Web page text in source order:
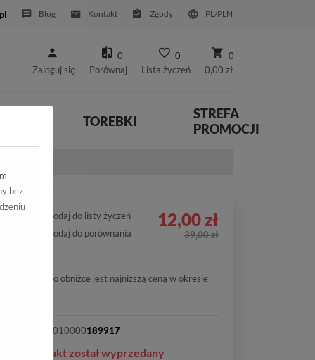
Blog Kontakt Zgody PL/PLN
Zaloguj się
0
Porównaj
0
Lista życzeń
0
0,00 zł
TOREBKI
STREFA
PROMOCJI
Dodaj do listy życzeń
Dodaj do porównania
12,00 zł
39,00 zł
Cena po obniżce jest najniższą ceną w okresie
2010000189917
Produkt został wyprzedany
bez